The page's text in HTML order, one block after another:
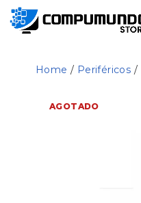
Home / Periféricos /
AGOTADO